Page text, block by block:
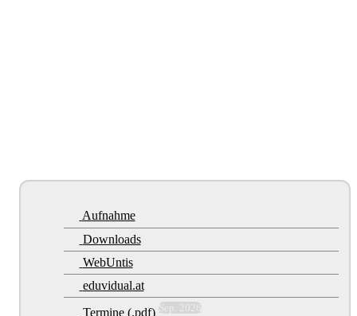
Aufnahme
Downloads
WebUntis
eduvidual.at
Termine (.pdf) Sep. 2026